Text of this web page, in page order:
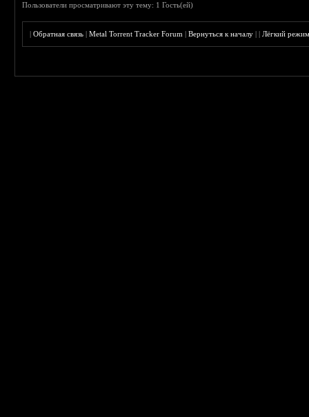
Пользователи просматривают эту тему: 1 Гость(ей)
|Обратная связь |Metal Torrent Tracker Forum |Вернуться к началу ||Лёгкий